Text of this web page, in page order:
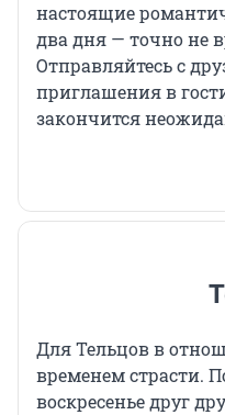
настоящие
два дня — точно не
Отправляйтесь с
приглашения в
закончится
Для Тельцов в
временем страсти.
воскресенье друг